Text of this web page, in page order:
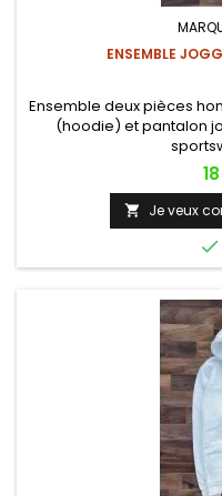
ENSEMBLE
Ensemble deux pièces
(hoodie) et pantalon
 Je veux
